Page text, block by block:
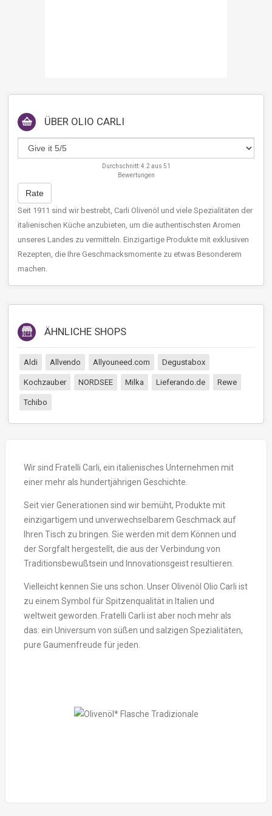
ÜBER OLIO CARLI
Durchschnitt:4.2 aus 51
Bewertungen
Rate
Seit 1911 sind wir bestrebt, Carli Olivenöl und viele Spezialitäten der
italienischen Küche anzubieten, um die authentischsten Aromen
unseres Landes zu vermitteln. Einzigartige Produkte mit exklusiven
Rezepten, die Ihre Geschmacksmomente zu etwas Besonderem
machen.
ÄHNLICHE SHOPS
Aldi Allvendo Allyouneed.com Degustabox
Kochzauber NORDSEE Milka Lieferando.de Rewe
Tchibo
Wir sind Fratelli Carli, ein italienisches Unternehmen mit
einer mehr als hundertjährigen Geschichte.
Seit vier Generationen sind wir bemüht, Produkte mit
einzigartigem und unverwechselbarem Geschmack auf
Ihren Tisch zu bringen. Sie werden mit dem Können und
der Sorgfalt hergestellt, die aus der Verbindung von
Traditionsbewußtsein und Innovationsgeist resultieren.
Vielleicht kennen Sie uns schon. Unser Olivenöl Olio Carli ist
zu einem Symbol für Spitzenqualität in Italien und
weltweit geworden. Fratelli Carli ist aber noch mehr als
das: ein Universum von süßen und salzigen Spezialitäten,
pure Gaumenfreude für jeden.